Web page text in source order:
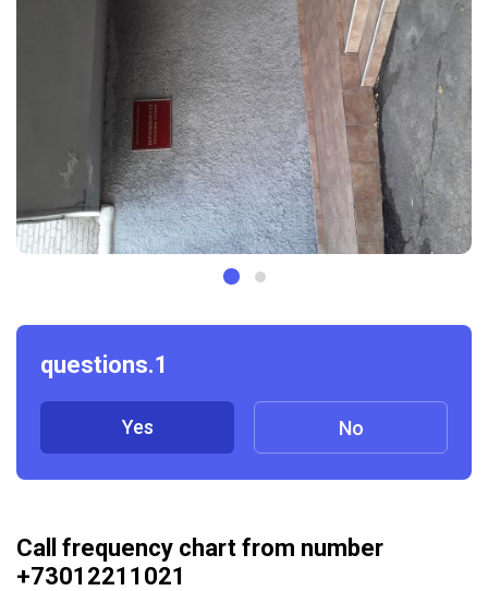
questions.1
Yes No
Call frequency chart from number
+73012211021